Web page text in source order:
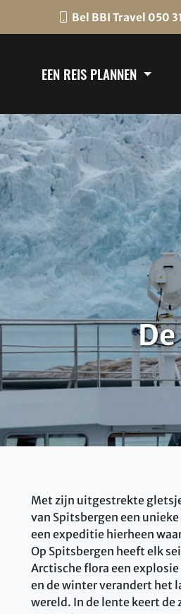
Bel BBI Travel 050
EEN REIS PLANNEN
Met zijn uitgestrekte
van Spitsbergen een
een expeditie hierheen
Op Spitsbergen heeft elk
Arctische flora een
en de winter verandert het
wereld. In de lente keert